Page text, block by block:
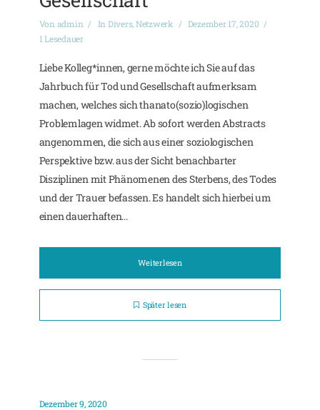
Von admin In Divers,Netzwerk
Dezember 17, 2020
1 Lesedauer
Liebe Kolleg*innen, gerne möchte ich Sie auf das
Jahrbuch für Tod und Gesellschaft aufmerksam
machen, welches sich thanato(sozio)logischen
Problemlagen widmet. Ab sofort werden Abstracts
angenommen, die sich aus einer soziologischen
Perspektive bzw. aus der Sicht benachbarter
Disziplinen mit Phänomenen des Sterbens, des Todes
und der Trauer befassen. Es handelt sich hierbei um
einen dauerhaften...
Weiterlesen
Später lesen
Dezember 9, 2020